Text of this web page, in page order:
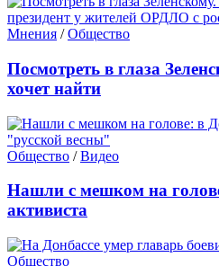
Мнения /Общество
Посмотреть в глаза
хочет найти
Общество /Видео
Нашли с мешком на
активиста
Общество